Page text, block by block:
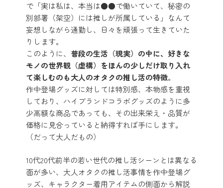
で「実は私は、本当は●●で働いていて、秘密の
別部署（架空）には推しが所属している」なんて
妄想しながら通勤し、日々を頑張って生きていた
りします。
このように、 普段の生活（現実）の中に、好きな
モノの世界観（虚構）をほんの少しだけ取り入れ
て楽しむのも大人のオタクの推し活の特徴。
作中登場グッズに対しては特別感、本物感を重視
しており、ハイブランドコラボグッズのように多
少高額な商品であっても、その出来栄え・品質が
価格に見合っていると納得すれば手にします。
（だって大人だもの）
10代20代前半の若い世代の推し活シーンとは異なる
面が多い、大人オタクの推し活事情を作中登場グ
ッズ、キャラクター着用アイテムの側面から解説